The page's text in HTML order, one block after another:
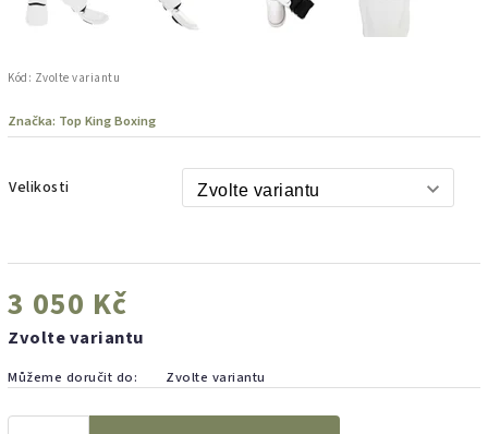
Kód: Zvolte variantu
Značka: Top King Boxing
Velikosti
3 050 Kč
Zvolte variantu
Můžeme doručit do: Zvolte variantu